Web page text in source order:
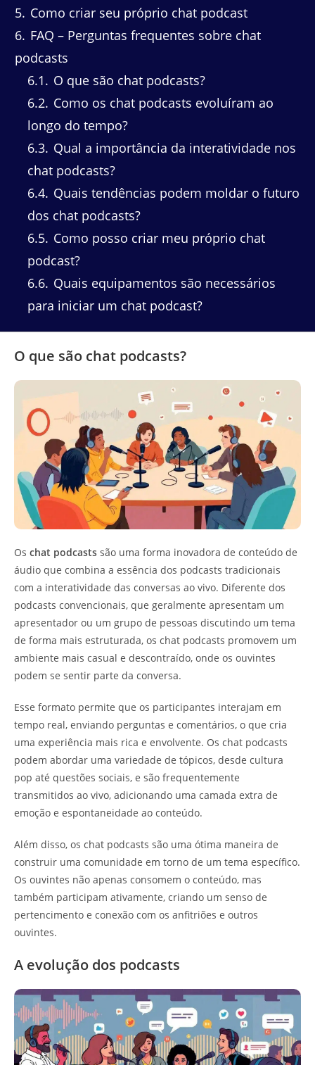
5 Como criar seu próprio chat podcast
6 FAQ – Perguntas frequentes sobre chat
podcasts
6.1
O que são chat podcasts?
6.2 Como os chat podcasts evoluíram ao
longo do tempo?
6.3 Qual a importância da interatividade nos
chat podcasts?
6.4 Quais tendências podem moldar o futuro
dos chat podcasts?
6.5 Como posso criar meu próprio chat
podcast?
6.6 Quais equipamentos são necessários
para iniciar um chat podcast?
O que são chat podcasts?
Os chat podcasts são uma forma inovadora de conteúdo de
áudio que combina a essência dos podcasts tradicionais
com a interatividade das conversas ao vivo. Diferente dos
podcasts convencionais, que geralmente apresentam um
apresentador ou um grupo de pessoas discutindo um tema
de forma mais estruturada, os chat podcasts promovem um
ambiente mais casual e descontraído, onde os ouvintes
podem se sentir parte da conversa.
Esse formato permite que os participantes interajam em
tempo real, enviando perguntas e comentários, o que cria
uma experiência mais rica e envolvente. Os chat podcasts
podem abordar uma variedade de tópicos, desde cultura
pop até questões sociais, e são frequentemente
transmitidos ao vivo, adicionando uma camada extra de
emoção e espontaneidade ao conteúdo.
Além disso, os chat podcasts são uma ótima maneira de
construir uma comunidade em torno de um tema específico.
Os ouvintes não apenas consomem o conteúdo, mas
também participam ativamente, criando um senso de
pertencimento e conexão com os anfitriões e outros
ouvintes.
A evolução dos podcasts